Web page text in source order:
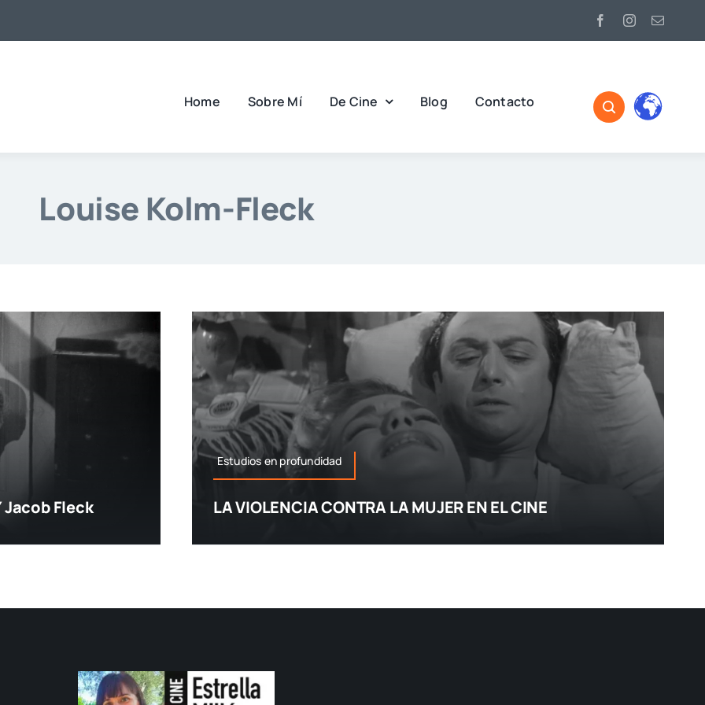
Home Sobre Mí De Cine Blog Contacto
Louise Kolm-Fleck
Jacob Fleck
Estudios en profundidad
LA VIOLENCIA CONTRA LA MUJER EN EL CINE